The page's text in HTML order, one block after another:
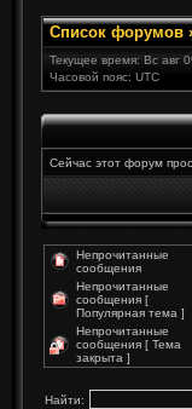
Список форумов
Текущее время: Вс авг
Часовой пояс: UTC
Сейчас этот форум
Непрочитанные
сообщения
Непрочитанные
сообщения [
Популярная тема ]
Непрочитанные
сообщения [ Тема
закрыта ]
Найти: